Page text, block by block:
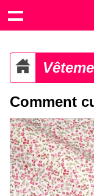
Comment